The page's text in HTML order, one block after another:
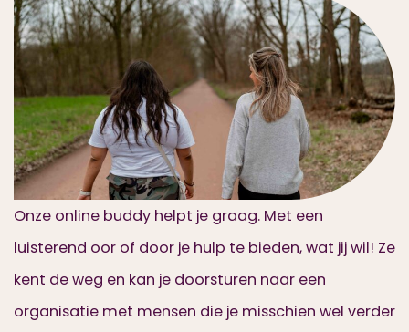
Onze online buddy helpt je graag. Met een
luisterend oor of door je hulp te bieden, wat jij wil! Ze
kent de weg en kan je doorsturen naar een
organisatie met mensen die je misschien wel verder